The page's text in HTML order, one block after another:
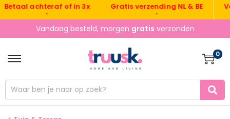
achteraf of in 3x Gratis verzending NL & BE
Vandaag besteld, morgen gratis verzonden
0